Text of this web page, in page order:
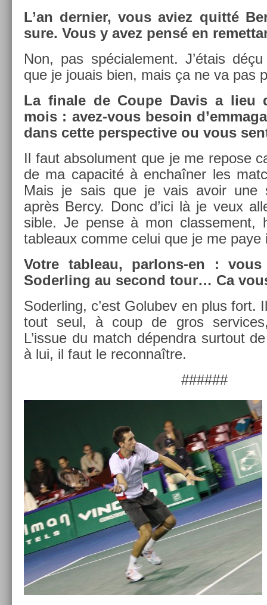
L’an de­rni­er, vous aviez quitté
sure. Vous y avez pensé en
Non, pas spéciale­ment. J’étais
que je jouais bien, mais ça ne va pas
La fin­ale de Coupe Davis a lieu
mois : avez-vous be­soin
dans cette per­spec­tive ou vous
Il faut ab­solu­ment que je me re­pose
de ma capacité à enchaîner les
Mais je sais que je vais avoir une
après Bercy. Donc d’ici là je veux
sible. Je pense à mon clas­se­ment,
tab­leaux comme celui que je me
Votre tab­leau, parlons-en :
Soderl­ing au second tour… Ca
Soderl­ing, c’est Golubev en plus fort.
tout seul, à coup de gros
L’issue du match dépendra sur­tout
à lui, il faut le re­con­naître.
######